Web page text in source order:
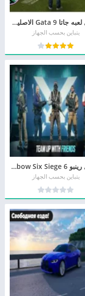
تحميل لعبه جاتا 9 Gata الاصليه برابط مباشر
يتباين بحسب الجهاز
تحميل رينبو 6 Rainbow Six Siege للأندرويد و للأيفون مجانا
يتباين بحسب الجهاز